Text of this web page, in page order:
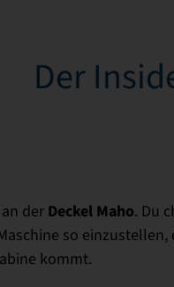
Der
der Deckel Maho. Du
so
kommt.